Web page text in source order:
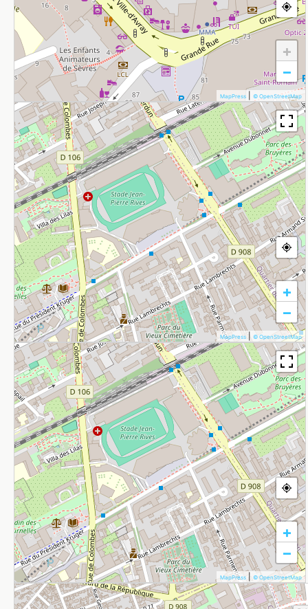
+
−
MapPress © OpenStreetMap
+
−
MapPress © OpenStreetMap
+
−
MapPress © OpenStreetMap